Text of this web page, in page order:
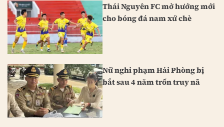
Thái Nguyên FC mở hướng mới
cho bóng đá nam xứ chè
Nữ nghi phạm Hải Phòng bị
bắt sau 4 năm trốn truy nã